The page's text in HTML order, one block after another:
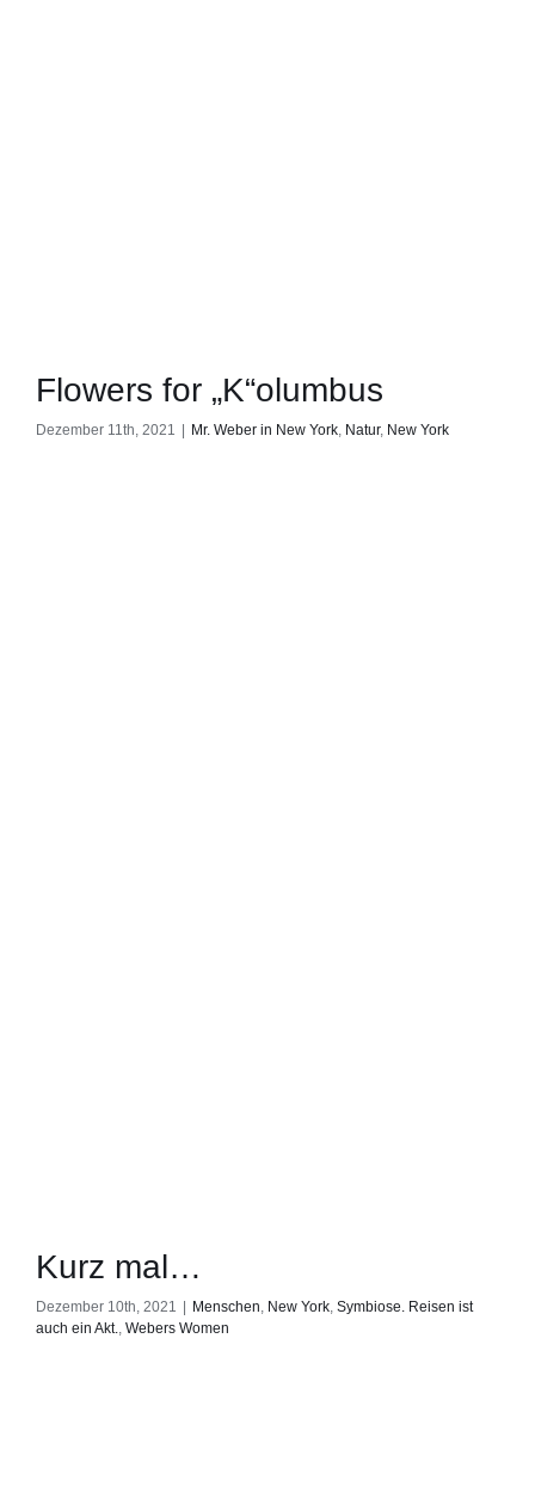
Flowers for „K“olumbus
Dezember 11th, 2021 Mr. Weber in New York, Natur, New York
Kurz mal…
Dezember 10th, 2021 | Menschen New York Symbiose. Reisen ist
auch ein Akt. Webers Women